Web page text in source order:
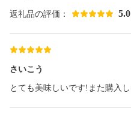
返礼品の評価： 5.0
さいこう
とても美味しいです!また購入し